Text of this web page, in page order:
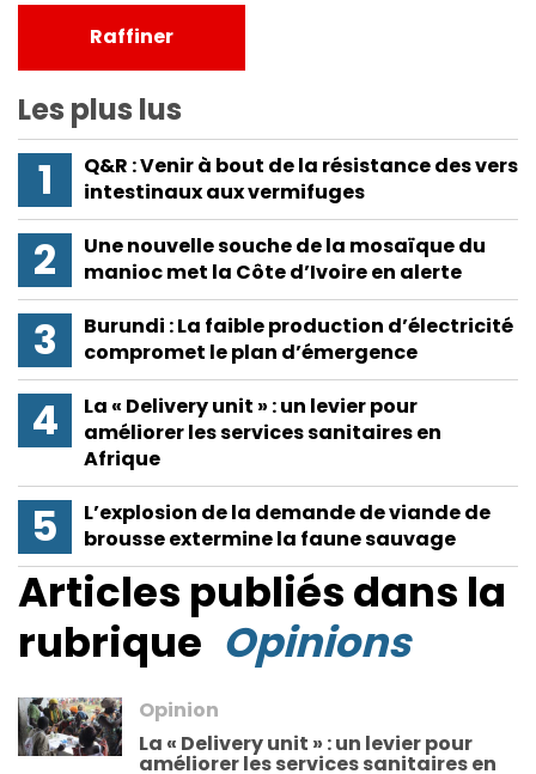
Articles publiés dans la
rubrique Opinions
Opinion
La « Delivery unit » : un levier pour
améliorer les services sanitaires en
Raffiner
Les plus lus
Q&R : Venir à bout de la résistance des vers
intestinaux aux vermifuges
Une nouvelle souche de la mosaïque du
manioc met la Côte d’Ivoire en alerte
Burundi : La faible production d’électricité
compromet le plan d’émergence
La « Delivery unit » : un levier pour
améliorer les services sanitaires en
Afrique
L’explosion de la demande de viande de
brousse extermine la faune sauvage